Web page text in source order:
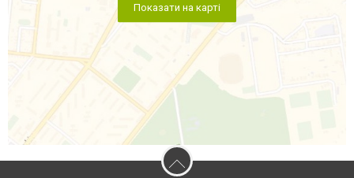
Показати на карті